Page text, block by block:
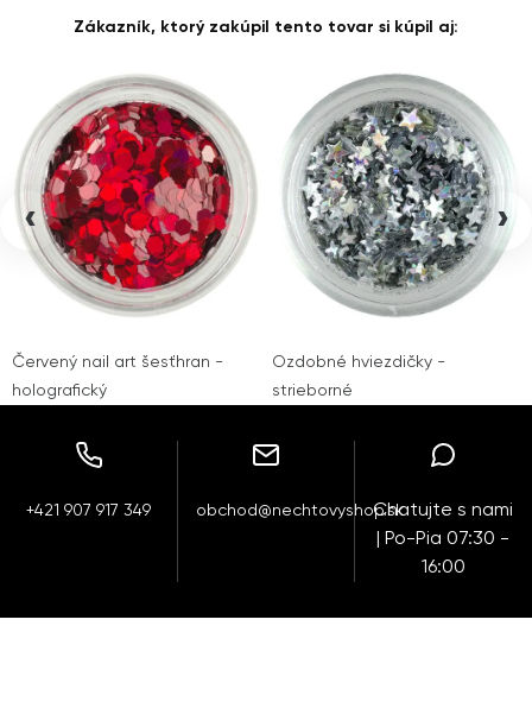
Zákazník, ktorý zakúpil tento tovar si kúpil aj:
Červený nail art šesťhran -
holografický
Ozdobné hviezdičky -
strieborné
‹ ›
+421 907 917 349 obchod@nechtovyshop.skChatujte s nami
| Po-Pia 07:30 -
16:00